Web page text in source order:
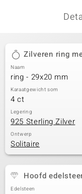
Zilveren ring
Naam
ring - 29x20 mm
Karaatgewicht som
4 ct
Legering
925 Sterling Zilver
Ontwerp
Solitaire
Hoofd
Edelsteen